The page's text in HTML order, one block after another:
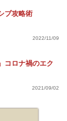
ブ攻略術
2022/11/09
コロナ禍のエク
2021/09/02